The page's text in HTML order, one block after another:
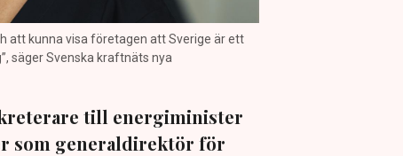
att kunna visa företagen att Sverige är ett
säger Svenska kraftnäts nya
till energiminister
som generaldirektör för